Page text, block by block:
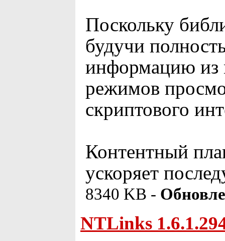
Поскольку
будучи
информацию из
режимов
скриптового
Контентный
ускоряет
8340 KB -
NTLinks